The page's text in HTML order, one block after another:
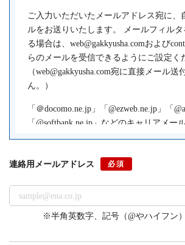
ご入力いただいたメールアドレス宛に、
ルをお送りいたします。 メールフィル
る場合は、web@gakkyusha.comおよび
らのメールを受信できるようにご設定く
（web@gakkyusha.com宛に直接メール送
ん。）
「＠docomo.ne.jp」「@ezweb.ne.jp」「
「@softbank.ne.jp」などのキャリアメー
利用になれません。AndroidOSのスマー
やiPadをご利用の場合は「@icloud.com」
Gmailアカウントの作成
します）
連絡用メールアドレス 必須
※半角英数字、記号（@やハイフン